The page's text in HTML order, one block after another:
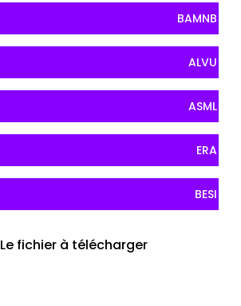
BAMNB
ALVU
ASML
ERA
BESI
Le fichier à télécharger